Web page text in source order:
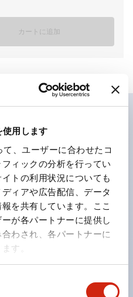
用します
、ユーザーに合わせたコ
ィックの分析を行ってい
トの利用状況についても
ィアや広告配信、データ
を共有しています。ここ
が各パートナーに提供し
わされ、各パートナーに
す。
カートに追加
こなすLED：急な照光色変
入で色替えが可能に。色変
ちろん、環境にもやさしい
で規定された安全色に対
安心